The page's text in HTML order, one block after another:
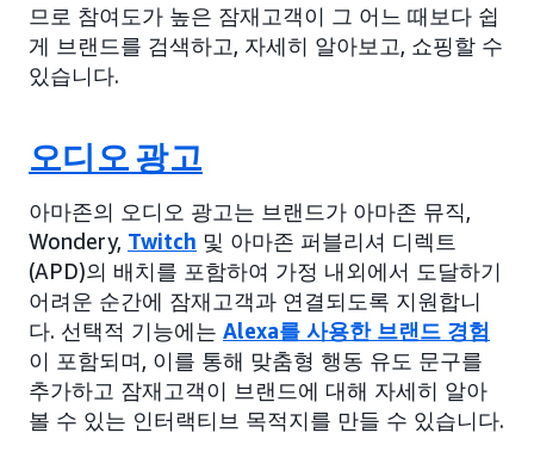
므로 참여도가 높은 잠재고객이 그 어느 때보다 쉽
게 브랜드를 검색하고, 자세히 알아보고, 쇼핑할 수
있습니다.
오디오 광고
아마존의 오디오 광고는 브랜드가 아마존 뮤직,
Wondery, Twitch 및 아마존 퍼블리셔 디렉트
(APD)의 배치를 포함하여 가정 내외에서 도달하기
어려운 순간에 잠재고객과 연결되도록 지원합니
다. 선택적 기능에는 Alexa를 사용한 브랜드 경험
이 포함되며, 이를 통해 맞춤형 행동 유도 문구를
추가하고 잠재고객이 브랜드에 대해 자세히 알아
볼 수 있는 인터랙티브 목적지를 만들 수 있습니다.